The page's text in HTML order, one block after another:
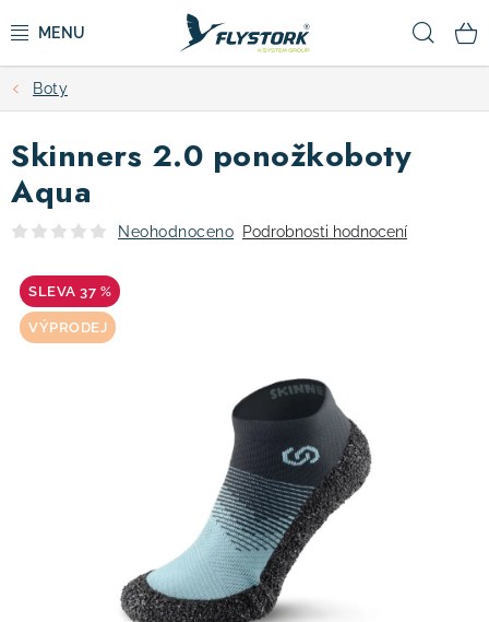
na
CYKLISTIKA
ZIMNÍ SPORTY
KOLOBĚŽKY
OBLEČENÍ A BOTY
DOPLŇKY
Obchodní podmínky
Doprava a platba
Čeština
Servis
Testovací centrum
Půjčovna nosičů kol
Boty
Skinners 2.0 ponožkoboty
Aqua
Neohodnoceno Podrobnosti hodnocení
37 %
VÝPRODEJ